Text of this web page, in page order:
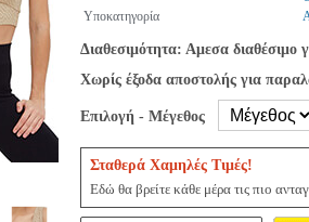
Υποκατηγορία
Διαθεσιμότητα: Αμεσα διαθέσιμο
Χωρίς έξοδα αποστολής για
Επιλογή - Μέγεθος
Σταθερά Χαμηλές Τιμές!
Εδώ θα βρείτε κάθε μέρα τις πιο